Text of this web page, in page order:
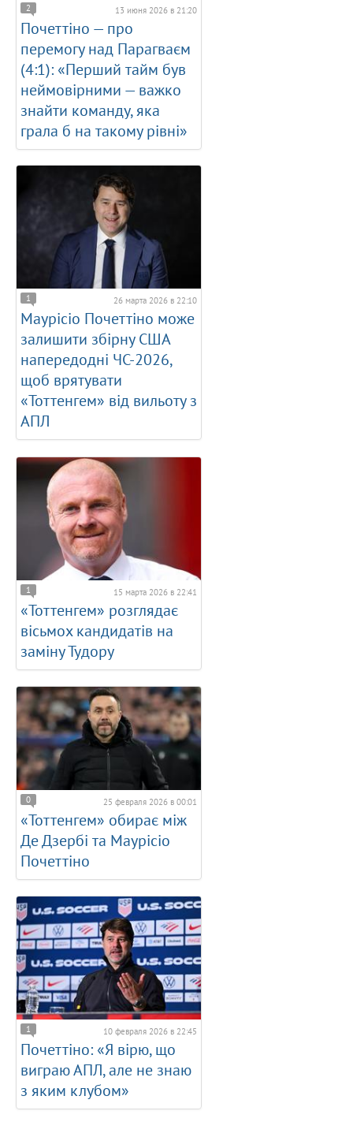
2 13 июня 2026 в 21:20
Почеттіно — про
перемогу над Парагваєм
(4:1): «Перший тайм був
неймовірними — важко
знайти команду, яка
грала б на такому рівні»
1 26 марта 2026 в 22:10
Маурісіо Почеттіно може
залишити збірну США
напередодні ЧС-2026,
щоб врятувати
«Тоттенгем» від вильоту з
АПЛ
1 15 марта 2026 в 22:41
«Тоттенгем» розглядає
вісьмох кандидатів на
заміну Тудору
0 25 февраля 2026 в 00:01
«Тоттенгем» обирає між
Де Дзербі та Маурісіо
Почеттіно
1 10 февраля 2026 в 22:45
Почеттіно: «Я вірю, що
виграю АПЛ, але не знаю
з яким клубом»